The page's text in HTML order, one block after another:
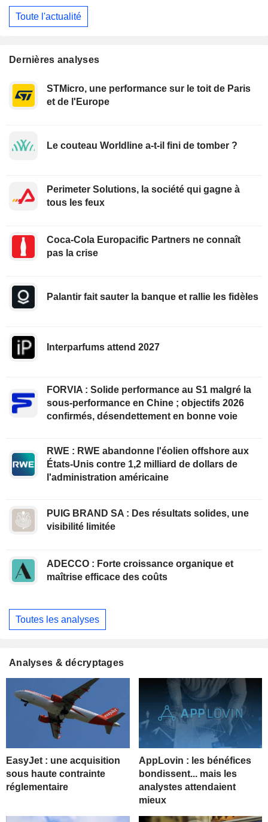
Toute l'actualité
Dernières analyses
STMicro, une performance sur le toit de Paris
et de l'Europe
Le couteau Worldline a-t-il fini de tomber ?
Perimeter Solutions, la société qui gagne à
tous les feux
Coca-Cola Europacific Partners ne connaît
pas la crise
Palantir fait sauter la banque et rallie les fidèles
Interparfums attend 2027
FORVIA : Solide performance au S1 malgré la
sous-performance en Chine ; objectifs 2026
confirmés, désendettement en bonne voie
RWE : RWE abandonne l'éolien offshore aux
États-Unis contre 1,2 milliard de dollars de
l'administration américaine
PUIG BRAND SA : Des résultats solides, une
visibilité limitée
ADECCO : Forte croissance organique et
maîtrise efficace des coûts
Toutes les analyses
Analyses & décryptages
EasyJet : une acquisition
sous haute contrainte
réglementaire
AppLovin : les bénéfices
bondissent... mais les
analystes attendaient
mieux